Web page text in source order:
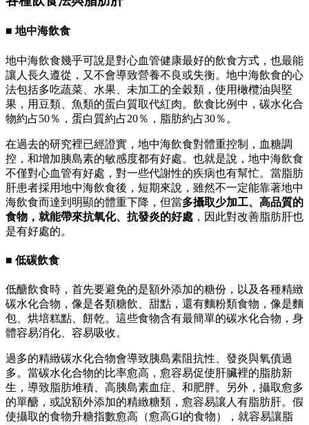
■ 地中海飲食
地中海飲食幾乎可說是對心血管健康最好的飲食方式，也最能
讓人長久遵從，又不會導致營養不良或失衡。地中海飲食的心
法包括多吃蔬菜、水果、未加工的全穀類，使用橄欖油與堅
果，用豆類、魚類的蛋白質取代紅肉。飲食比例中，碳水化合
物約占50％，蛋白質約占20％，脂肪約占30％。
在過去的研究裡已經證實，地中海飲食對體重控制，血糖調
控，和增加胰島素的敏感度都有好處。也就是說，地中海飲食
不僅對心血管有好處，對一些代謝性的疾病也有幫忙。當脂肪
肝患者採用地中海飲食後，短期來說，雖然不一定能靠著地中
海飲食而達到明顯的體重下降，但當多攝取少加工、高品質的
食物，就能帶來抗氧化、抗發炎的好處 ，因此對改善脂肪肝也
是有好處的。
■ 低碳飲食
低醣飲食時，首先要避免的是額外添加的糖份，以及各種精緻
碳水化合物，像是各類糖飲、甜點，還有麵粉類食物，像是麵
包、烘培糕點、餅乾。這些食物含有最簡單的碳水化合物，身
體容易消化、容易吸收。
過多的精緻碳水化合物會導致胰島素阻抗性、發炎與氧債過
多。當碳水化合物的比率愈高，愈容易促使肝臟裡的脂肪新
生，導致脂肪堆積、高胰島素血症、和肥胖。另外，攝取愈多
的單醣，或說額外添加的精緻糖類，愈容易讓人有脂肪肝。假
使攝取的食物升糖指數愈高（愈高GI的食物），就容易讓脂